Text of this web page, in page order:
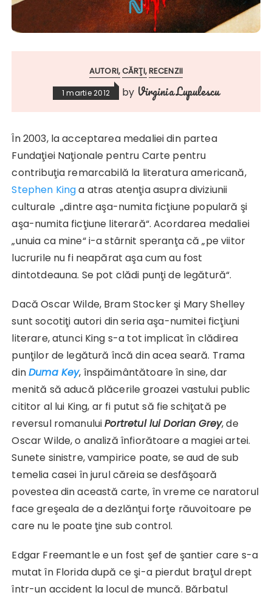
AUTORI CĂRŢI RECENZII
1 martie 2012 by Virginia Lupulescu
În 2003, la acceptarea medaliei din partea
Fundaţiei Naţionale pentru Carte pentru
contribuţia remarcabilă la literatura americană,
Stephen Kinga atras atenţia asupra diviziunii
culturale „dintre aşa-numita ficţiune populară şi
aşa-numita ficţiune literară“. Acordarea medaliei
„unuia ca mine“ i-a stârnit speranţa că „pe viitor
lucrurile nu fi neapărat aşa cum au fost
dintotdeauna. Se pot clădi punţi de legătură“.
Dacă Oscar Wilde, Bram Stocker şi Mary Shelley
sunt socotiţi autori din seria aşa-numitei ficţiuni
literare, atunci King s-a tot implicat în clădirea
punţilor de legătură încă din acea seară. Trama
dinDuma Key, înspăimântătoare în sine, dar
menită să aducă plăcerile groazei vastului public
cititor al lui King, ar fi putut să fie schiţată pe
reversul romanuluiPortretul lui Dorian Grey, de
Oscar Wilde, o analiză înfiorătoare a magiei artei.
Sunete sinistre, vampirice poate, se aud de sub
temelia casei în jurul căreia se desfăşoară
povestea din această carte, în vreme ce naratorul
face greşeala de a dezlănţui forţe răuvoitoare pe
care nu le poate ţine sub control.
Edgar Freemantle e un fost şef de şantier care s-a
mutat în Florida după ce şi-a pierdut braţul drept
într-un accident la locul de muncă. Bărbatul